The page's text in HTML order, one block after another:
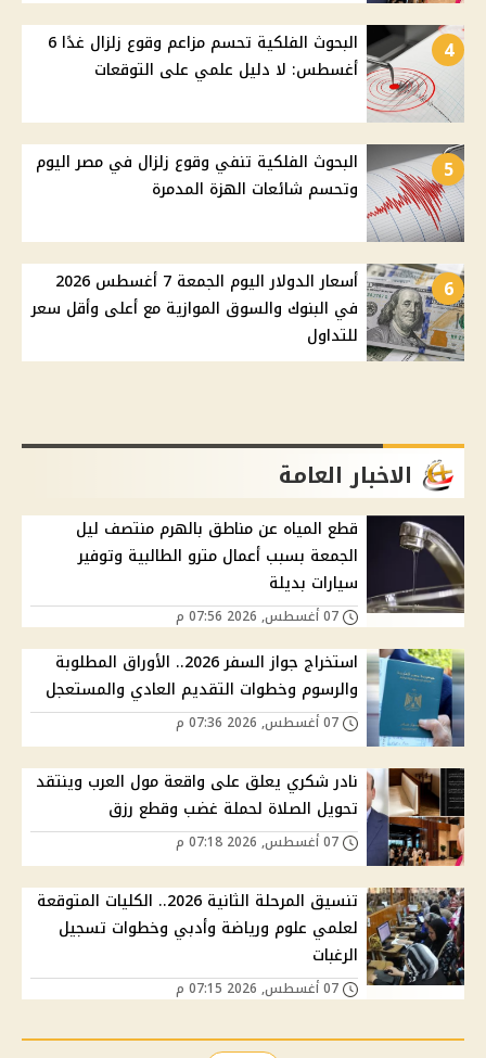
4
البحوث الفلكية تحسم مزاعم وقوع زلزال غدًا 6
أغسطس: لا دليل علمي على التوقعات
5
البحوث الفلكية تنفي وقوع زلزال في مصر اليوم
وتحسم شائعات الهزة المدمرة
6
أسعار الدولار اليوم الجمعة 7 أغسطس 2026
في البنوك والسوق الموازية مع أعلى وأقل سعر
للتداول
الاخبار العامة
قطع المياه عن مناطق بالهرم منتصف ليل
الجمعة بسبب أعمال مترو الطالبية وتوفير
سيارات بديلة
استخراج جواز السفر 2026.. الأوراق المطلوبة
والرسوم وخطوات التقديم العادي والمستعجل
نادر شكري يعلق على واقعة مول العرب وينتقد
تحويل الصلاة لحملة غضب وقطع رزق
تنسيق المرحلة الثانية 2026.. الكليات المتوقعة
لعلمي علوم ورياضة وأدبي وخطوات تسجيل
الرغبات